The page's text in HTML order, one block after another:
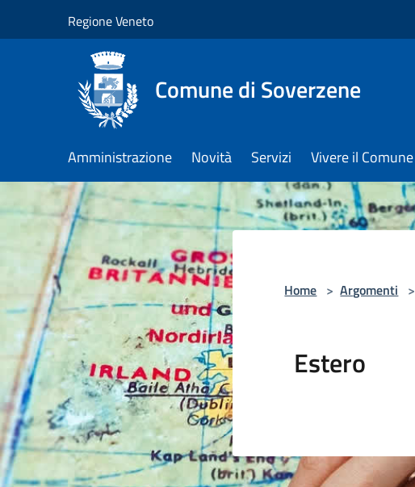
Regione Veneto
Comune di Soverzene
Amministrazione Novità Servizi Vivere il Comune
Home > Argomenti >
Estero